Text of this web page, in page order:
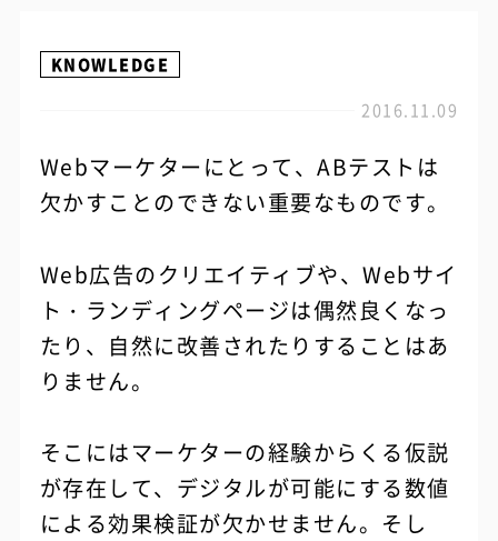
KNOWLEDGE
2016.11.09
Webマーケターにとって、ABテストは
欠かすことのできない重要なものです。
Web広告のクリエイティブや、Webサイ
ト・ランディングページは偶然良くなっ
たり、自然に改善されたりすることはあ
りません。
そこにはマーケターの経験からくる仮説
が存在して、デジタルが可能にする数値
による効果検証が欠かせません。そし